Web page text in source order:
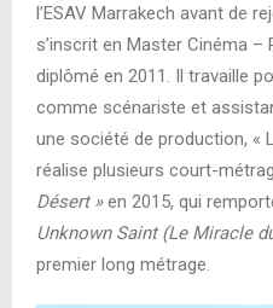
l’ESAV Marrakech avant de
s’inscrit en Master Cinéma –
diplômé en 2011. Il travaille
comme scénariste et
une société de production, «
réalise plusieurs court-
Désert »en 2015, qui
Unknown Saint (Le Miracle
premier long métrage.